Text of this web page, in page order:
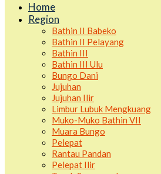
Home
Region
Bathin II Babeko
Bathin II Pelayang
Bathin III
Bathin III Ulu
Bungo Dani
Jujuhan
Jujuhan Ilir
Limbur Lubuk Mengkuang
Muko-Muko Bathin VII
Muara Bungo
Pelepat
Rantau Pandan
Pelepat Ilir